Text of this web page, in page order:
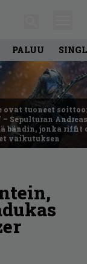
PALUU
ovat tuoneet
– Sepulturan
bändin, jonka riffit
vaikutuksen